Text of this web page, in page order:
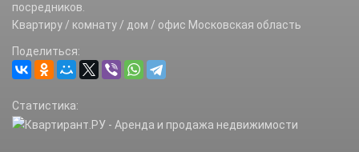
посредников.
Квартиру / комнату / дом / офис Московская область
Поделиться:
Статистика: